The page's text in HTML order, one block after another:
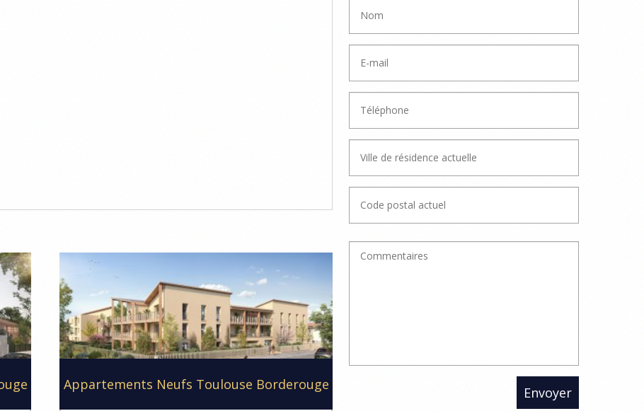
Appartements Neufs Toulouse Borderouge Envoyer